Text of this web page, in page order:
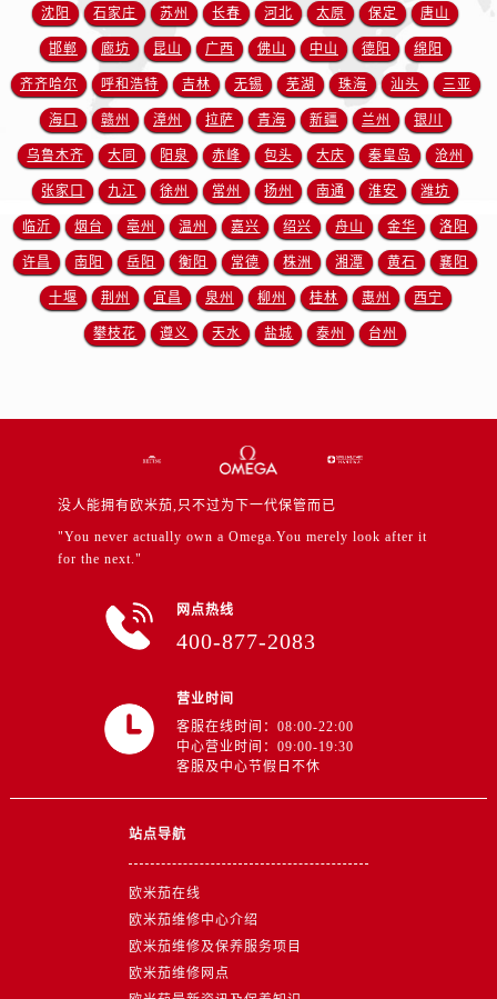
安徽省宿州市埇桥区人民中路售后服务中心（需提前预约）
安徽省铜陵市铜官区石城大道售后服务中心（需提前预约）
安徽省芜湖市镜湖区中山路步行街售后服务中心（需提前预约）
安徽省宣城市宣州区叠嶂西路售后服务中心（需提前预约）
福建省龙岩市新罗区九一南路售后服务中心（需提前预约）
福建省南平市建阳区人民西路售后服务中心（需提前预约）
福建省宁德市蕉城区天湖东路售后服务中心（需提前预约）
福建省莆田市城厢区霞林街道荔华东大道售后服务中心（需提前预约）
福建省三明市三元区东乾二路售后服务中心（需提前预约）
福建省漳州市龙文区步港路售后服务中心（需提前预约）
沈阳 石家庄 苏州 长春 河北 太原 保定 唐山
邯郸 廊坊 昆山 广西 佛山 中山 德阳 绵阳
齐齐哈尔 呼和浩特 吉林 无锡 芜湖 珠海 汕头 三亚
海口 赣州 漳州 拉萨 青海 新疆 兰州 银川
乌鲁木齐 大同 阳泉 赤峰 包头 大庆 秦皇岛 沧州
张家口 九江 徐州 常州 扬州 南通 淮安 潍坊
临沂 烟台 亳州 温州 嘉兴 绍兴 舟山 金华 洛阳
许昌 南阳 岳阳 衡阳 常德 株洲 湘潭 黄石 襄阳
十堰 荆州 宜昌 泉州 柳州 桂林 惠州 西宁
攀枝花 遵义 天水 盐城 泰州 台州
没人能拥有欧米茄,只不过为下一代保管而已
"You never actually own a Omega.You merely look after it
for the next."
网点热线
400-877-2083
营业时间
客服在线时间：08:00-22:00
中心营业时间：09:00-19:30
客服及中心节假日不休
站点导航
欧米茄在线
欧米茄维修中心介绍
欧米茄维修及保养服务项目
欧米茄维修网点